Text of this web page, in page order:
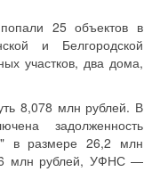
25 объектов в
и Белгородской
участков, два дома,
8,078 млн рублей. В
задолженность
в размере 26,2 млн
млн рублей, УФНС —